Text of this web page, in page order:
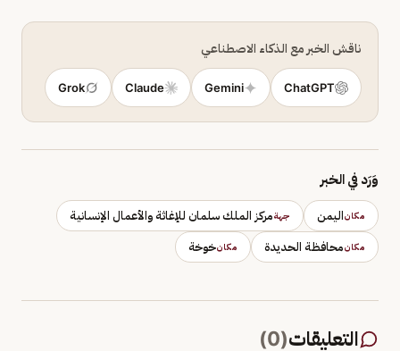
ناقش الخبر مع الذكاء الاصطناعي
ChatGPT
Gemini
Claude
Grok
وَرَد في الخبر
مكاناليمن جهةمركز الملك سلمان للإغاثة والأعمال الإنسانية
مكانمحافظة الحديدة مكانخوخة
التعليقات(
0
)